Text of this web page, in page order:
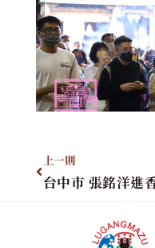
上一則
台中市 張銘洋進